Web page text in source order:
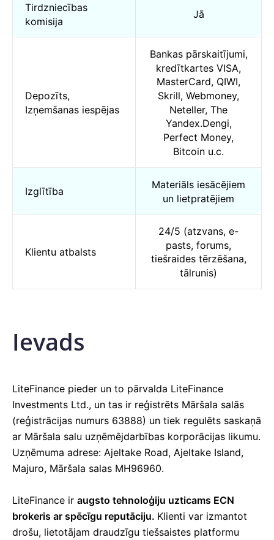
Tirdzniecības
komisija
Jā
Depozīts,
Izņemšanas iespējas
Bankas pārskaitījumi,
kredītkartes VISA,
MasterCard, QIWI,
Skrill, Webmoney,
Neteller, The
Yandex.Dengi,
Perfect Money,
Bitcoin u.c.
Izglītība
Materiāls iesācējiem
un lietpratējiem
Klientu atbalsts
24/5 (atzvans, e-
pasts, forums,
tiešraides tērzēšana,
tālrunis)
Ievads
LiteFinance pieder un to pārvalda LiteFinance
Investments Ltd., un tas ir reģistrēts Māršala salās
(reģistrācijas numurs 63888) un tiek regulēts saskaņā
ar Māršala salu uzņēmējdarbības korporācijas likumu.
Uzņēmuma adrese: Ajeltake Road, Ajeltake Island,
Majuro, Māršala salas MH96960.
LiteFinance ir augsto tehnoloģiju uzticams ECN
brokeris ar spēcīgu reputāciju. Klienti var izmantot
drošu, lietotājam draudzīgu tiešsaistes platformu